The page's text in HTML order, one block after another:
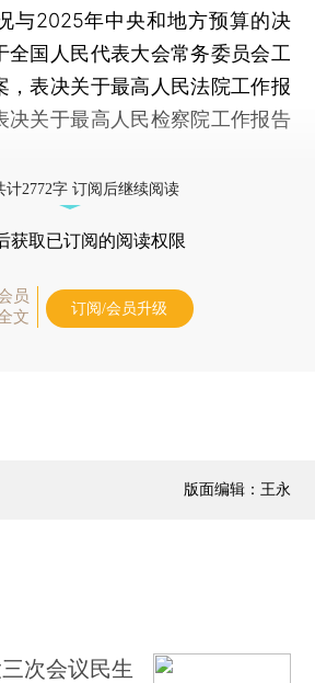
与2025年中央和地方预算的决
全国人民代表大会常务委员会工
，表决关于最高人民法院工作报
决关于最高人民检察院工作报告
计2772字 订阅后继续阅读
获取已订阅的阅读权限
员
文
订阅/会员升级
版面编辑：王永
次会议民生